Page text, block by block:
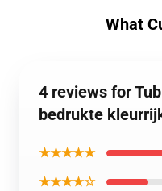
What
4 reviews for
bedrukte
★★★★★
★★★★☆